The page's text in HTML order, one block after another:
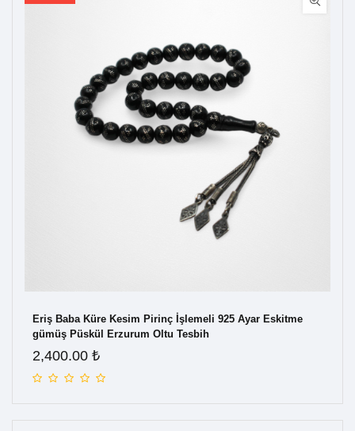
Eriş Baba Küre Kesim Pirinç İşlemeli 925 Ayar Eskitme
gümüş Püskül Erzurum Oltu Tesbih
2,400.00 ₺